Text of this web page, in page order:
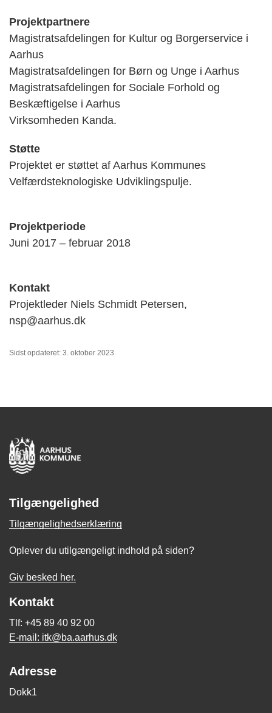
Projektpartnere
Magistratsafdelingen for Kultur og Borgerservice i
Aarhus
Magistratsafdelingen for Børn og Unge i Aarhus
Magistratsafdelingen for Sociale Forhold og
Beskæftigelse i Aarhus
Virksomheden Kanda.
Støtte
Projektet er støttet af Aarhus Kommunes
Velfærdsteknologiske Udviklingspulje.
Projektperiode
Juni 2017 – februar 2018
Kontakt
Projektleder Niels Schmidt Petersen,
nsp@aarhus.dk
Sidst opdateret: 3. oktober 2023
Tilgængelighed
Tilgængelighedserklæring
Oplever du utilgængeligt indhold på siden?
Giv besked her.
Kontakt
Tlf: +45 89 40 92 00
E-mail: itk@ba.aarhus.dk
Adresse
Dokk1